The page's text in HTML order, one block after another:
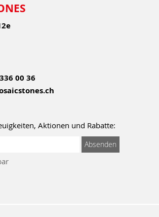
00 36
Aktionen und Rabatte:
Absenden